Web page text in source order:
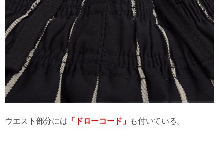
ウエスト部分には 「ドローコード」 も付いている。